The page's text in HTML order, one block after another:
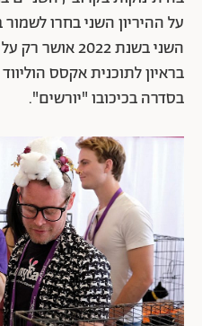
על ההיריון השני בחרו
השני בשנת 2022
בראיון לתוכנית אקסס
בסדרה בכיכובו "יורשים".